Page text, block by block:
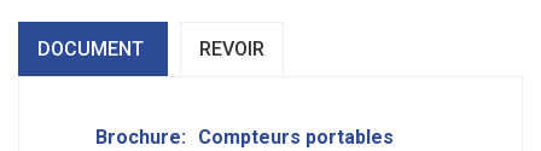
DOCUMENT REVOIR
Brochure: Compteurs portables